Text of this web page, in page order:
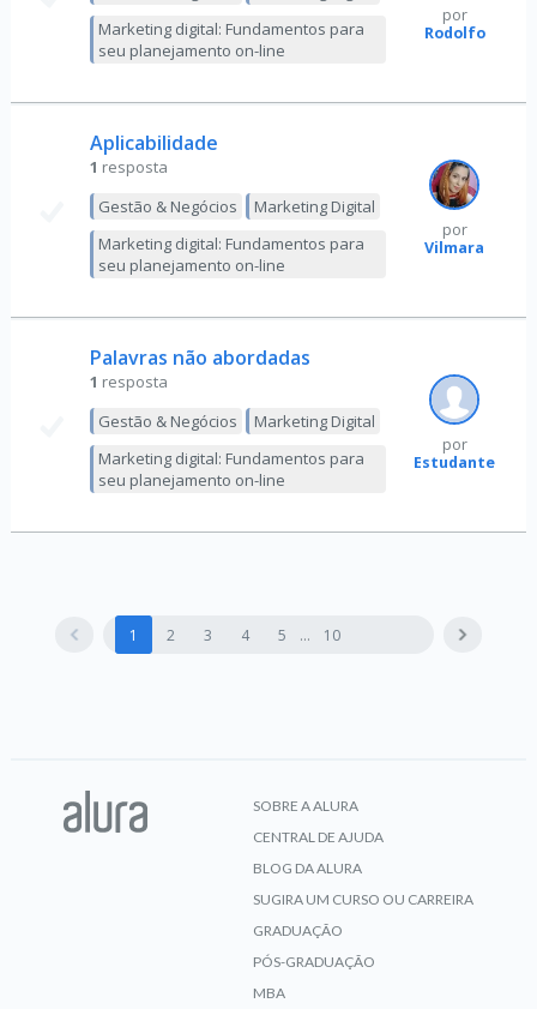
Marketing digital: Fundamentos para
seu planejamento on-line
por
Rodolfo
Aplicabilidade
1 resposta
Gestão & Negócios
Marketing Digital
Marketing digital: Fundamentos para
seu planejamento on-line
por
Vilmara
Palavras não abordadas
1 resposta
Gestão & Negócios
Marketing Digital
Marketing digital: Fundamentos para
seu planejamento on-line
por
Estudante
1 2 3 4 5 10
SOBRE A ALURA
CENTRAL DE AJUDA
BLOG DA ALURA
SUGIRA UM CURSO OU CARREIRA
GRADUAÇÃO
PÓS-GRADUAÇÃO
MBA